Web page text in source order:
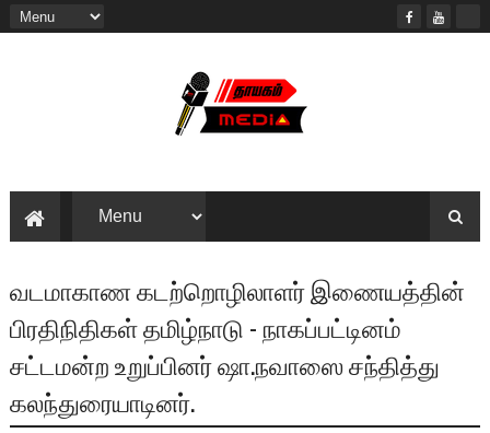
வடமாகாண கடற்றொழிலாளர் இணையத்தின்
பிரதிநிதிகள் தமிழ்நாடு - நாகப்பட்டினம்
சட்டமன்ற உறுப்பினர் ஷா.நவாஸை சந்தித்து
கலந்துரையாடினர்.